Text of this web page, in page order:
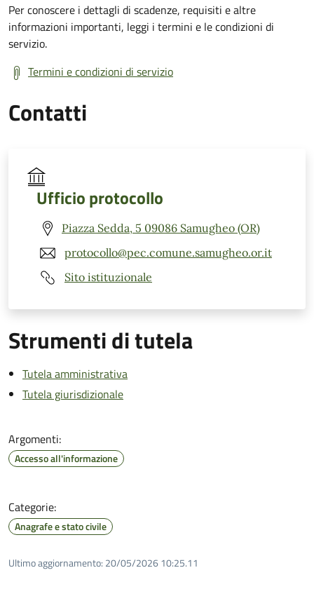
Per conoscere i dettagli di scadenze, requisiti e altre
informazioni importanti, leggi i termini e le condizioni di
servizio.
Termini e condizioni di servizio
Contatti
Ufficio protocollo
Piazza Sedda, 5 09086 Samugheo (OR)
protocollo@pec.comune.samugheo.or.it
Sito istituzionale
Strumenti di tutela
Tutela amministrativa
Tutela giurisdizionale
Argomenti:
Accesso all'informazione
Categorie:
Anagrafe e stato civile
Ultimo aggiornamento: 20/05/2026 10:25.11